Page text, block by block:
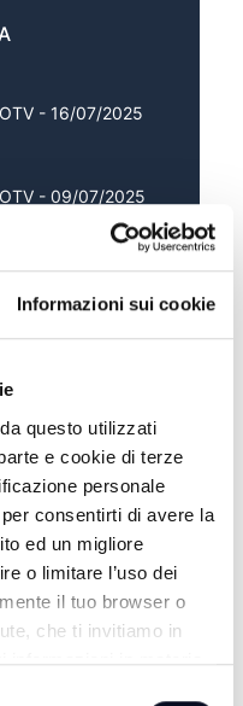
Informazioni sui cookie
questo utilizzati
e cookie di terze
personale
consentirti di avere la
ed un migliore
o limitare l’uso dei
il tuo browser o
che ti invitiamo in
informazioni in materia
- 16/07/2025
- 09/07/2025
- 02/07/2025
TUTTE LE NOTIZIE